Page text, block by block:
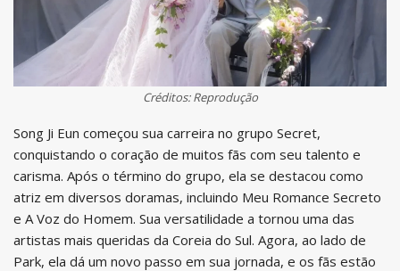
Créditos: Reprodução
Song Ji Eun começou sua carreira no grupo Secret,
conquistando o coração de muitos fãs com seu talento e
carisma. Após o término do grupo, ela se destacou como
atriz em diversos doramas, incluindo Meu Romance Secreto
e A Voz do Homem. Sua versatilidade a tornou uma das
artistas mais queridas da Coreia do Sul. Agora, ao lado de
Park, ela dá um novo passo em sua jornada, e os fãs estão